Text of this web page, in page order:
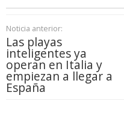
Noticia anterior:
Las playas
inteligentes ya
operan en Italia y
empiezan a llegar a
España